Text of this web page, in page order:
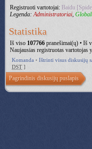
Registruoti vartotojai: Baidu
Legenda:Administratoriai,
Statistika
Iš viso 107766 pranešimai(ų) • Iš
Naujausias registruotas vartotojas
Komanda • Ištrinti visus diskusijų
DST ]
Pagrindinis diskusijų puslapis